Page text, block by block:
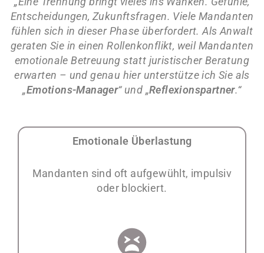
Entscheidungen, Zukunftsfragen. Viele Mandanten
fühlen sich in dieser Phase überfordert. Als Anwalt
geraten Sie in einen Rollenkonflikt, weil Mandanten
emotionale Betreuung statt juristischer Beratung
erwarten – und genau hier unterstütze ich Sie als
„Emotions-Manager“ und „Reflexionspartner.“
Emotionale Überlastung
Mandanten sind oft aufgewühlt, impulsiv
oder blockiert.